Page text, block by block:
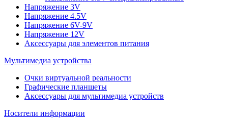
Напряжение 3V
Напряжение 4.5V
Напряжение 6V-9V
Напряжение 12V
Аксессуары для элементов питания
Мультимедиа устройства
Очки виртуальной реальности
Графические планшеты
Аксессуары для мультимедиа устройств
Носители информации